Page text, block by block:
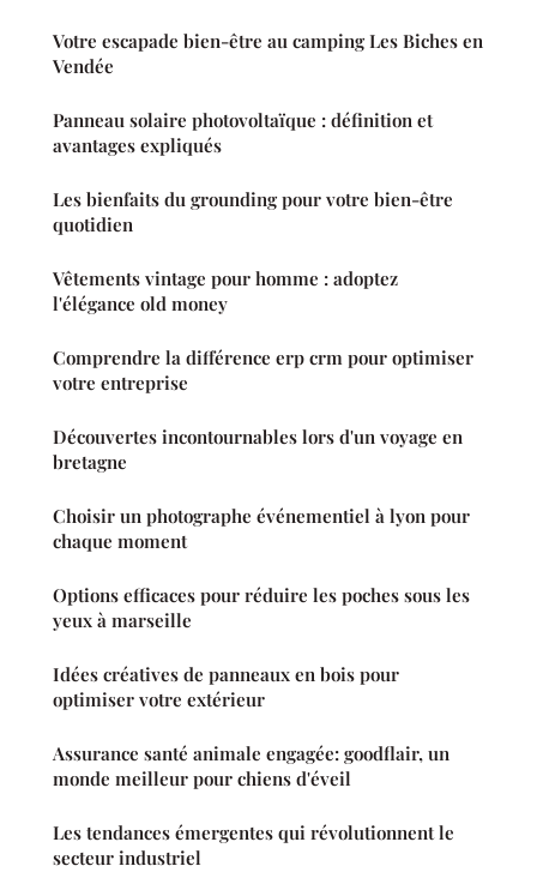
Votre escapade bien-être au camping Les Biches en
Vendée
Panneau solaire photovoltaïque : définition et
avantages expliqués
Les bienfaits du grounding pour votre bien-être
quotidien
Vêtements vintage pour homme : adoptez
l'élégance old money
Comprendre la différence erp crm pour optimiser
votre entreprise
Découvertes incontournables lors d'un voyage en
bretagne
Choisir un photographe événementiel à lyon pour
chaque moment
Options efficaces pour réduire les poches sous les
yeux à marseille
Idées créatives de panneaux en bois pour
optimiser votre extérieur
Assurance santé animale engagée: goodflair, un
monde meilleur pour chiens d'éveil
Les tendances émergentes qui révolutionnent le
secteur industriel